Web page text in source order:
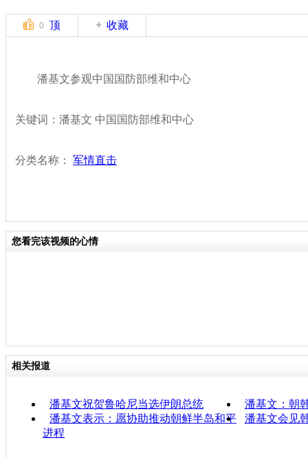
0 顶 收藏
潘基文参观中国国防部维和中心
关键词：潘基文 中国国防部维和中心
分类名称： 军情直击
您看完该视频的心情
相关报道
潘基文祝贺鲁哈尼当选伊朗总统
潘基文：朝
潘基文表示：愿协助推动朝鲜半岛和平
进程
潘基文会见